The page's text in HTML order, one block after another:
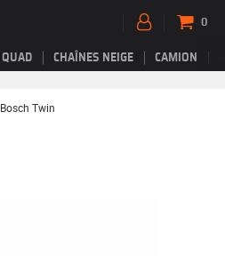
QUAD CHAÎNES NEIGE CAMION
0
Bosch Twin